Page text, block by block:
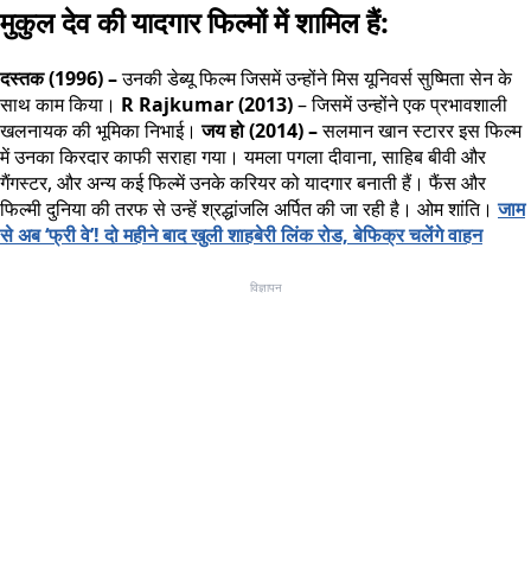
मुकुल देव की यादगार फिल्मों में शामिल हैं:
दस्तक (1996) –उनकी डेब्यू फिल्म जिसमें उन्होंने मिस यूनिवर्स सुष्मिता सेन के
साथ काम किया। R Rajkumar (2013)– जिसमें उन्होंने एक प्रभावशाली
खलनायक की भूमिका निभाई।जय हो (2014) –सलमान खान स्टारर इस फिल्म
में उनका किरदार काफी सराहा गया। यमला पगला दीवाना, साहिब बीवी और
गैंगस्टर, और अन्य कई फिल्में उनके करियर को यादगार बनाती हैं। फैंस और
फिल्मी दुनिया की तरफ से उन्हें श्रद्धांजलि अर्पित की जा रही है। ओम शांति।जाम
से अब ‘फ्री वे’! दो महीने बाद खुली शाहबेरी लिंक रोड, बेफिक्र चलेंगे वाहन
विज्ञापन